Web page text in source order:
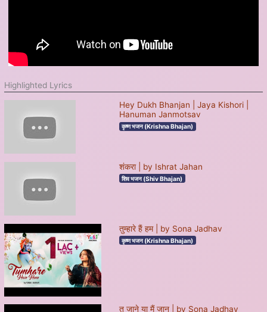
Highlighted Lyrics
Hey Dukh Bhanjan | Jaya Kishori |
Hanuman Janmotsav
कृष्ण भजन (Krishna Bhajan)
शंकरा | by Ishrat Jahan
शिव भजन (Shiv Bhajan)
तुम्हारे हैं हम | by Sona Jadhav
कृष्ण भजन (Krishna Bhajan)
तू जाने या मैं जानू | by Sona Jadhav